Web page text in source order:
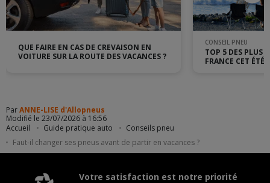
Accueil Guide pratique auto
Conseils pneu
Faut-il changer ses pneus avant de partir en vacances ?
QUE FAIRE EN CAS DE CREVAISON EN
VOITURE SUR LA ROUTE DES VACANCES ?
CONSEIL PNEU
TOP 5 DES PLUS
FRANCE CET ÉTÉ
ParANNE-LISE d'Allopneus
Modifié le 23/07/2026 à 16:56
Votre satisfaction est notre priorité